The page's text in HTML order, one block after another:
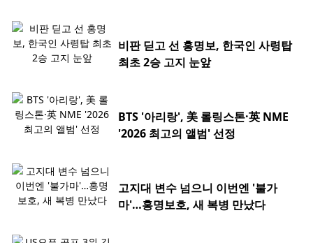
비판 딛고 선 홍명보, 한국인 사령탑
최초 2승 고지 눈앞
BTS '아리랑', 美 롤링스톤·英 NME
'2026 최고의 앨범' 선정
고지대 변수 넘으니 이번엔 '불가
마'…홍명보호, 새 복병 만났다